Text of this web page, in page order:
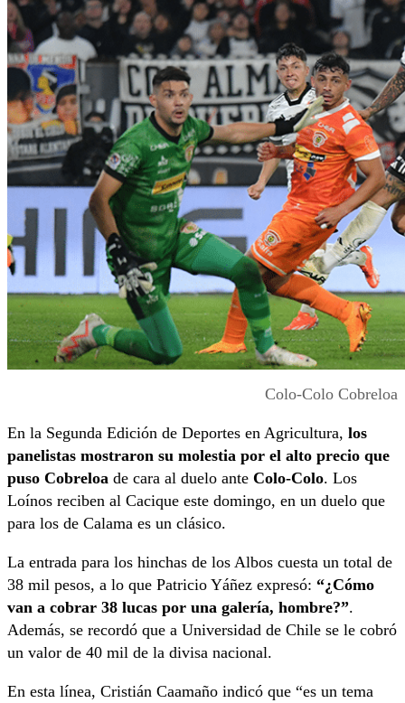
Colo-Colo Cobreloa
En la Segunda Edición de Deportes en Agricultura, los
panelistas mostraron su molestia por el alto precio que
puso Cobreloa de cara al duelo ante Colo-Colo. Los
Loínos reciben al Cacique este domingo, en un duelo que
para los de Calama es un clásico.
La entrada para los hinchas de los Albos cuesta un total de
38 mil pesos, a lo que Patricio Yáñez expresó: “¿Cómo
van a cobrar 38 lucas por una galería, hombre?”.
Además, se recordó que a Universidad de Chile se le cobró
un valor de 40 mil de la divisa nacional.
En esta línea, Cristián Caamaño indicó que “es un tema